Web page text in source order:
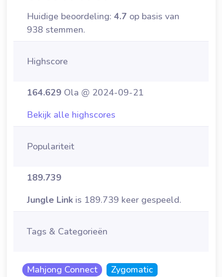
Huidige beoordeling: 4.7 op basis van
938 stemmen.
Highscore
164.629 Ola @ 2024-09-21
Bekijk alle highscores
Populariteit
189.739
Jungle Link is 189.739 keer gespeeld.
Tags & Categorieën
Mahjong Connect
Zygomatic